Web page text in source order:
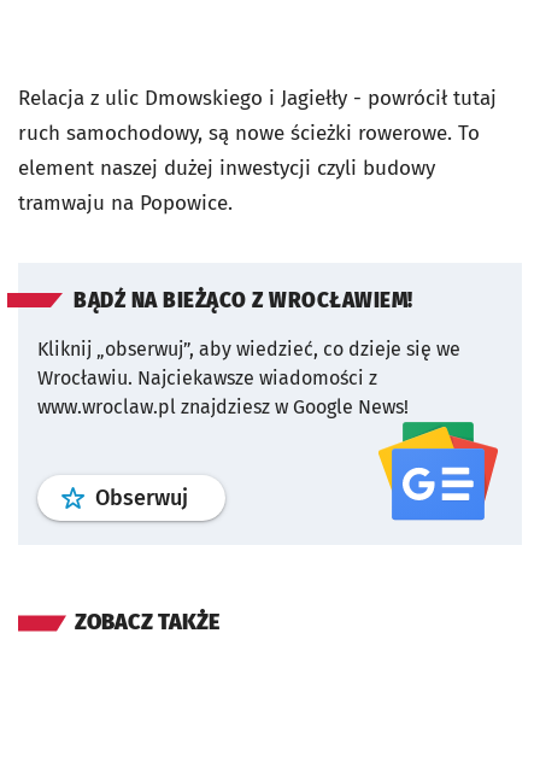
Relacja z ulic Dmowskiego i Jagiełły - powrócił tutaj
ruch samochodowy, są nowe ścieżki rowerowe. To
element naszej dużej inwestycji czyli budowy
tramwaju na Popowice.
BĄDŹ NA BIEŻĄCO Z WROCŁAWIEM!
Kliknij „obserwuj”, aby wiedzieć, co dzieje się we
Wrocławiu. Najciekawsze wiadomości z
www.wroclaw.pl znajdziesz w Google News!
Obserwuj profil serwisu
ZOBACZ TAKŻE